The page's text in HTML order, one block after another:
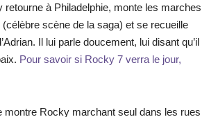
retourne à Philadelphie, monte les marches
(célèbre scène de la saga) et se recueille
Il lui parle doucement, lui disant qu’il
Pour savoir si Rocky 7 verra le jour,
montre Rocky marchant seul dans les rues